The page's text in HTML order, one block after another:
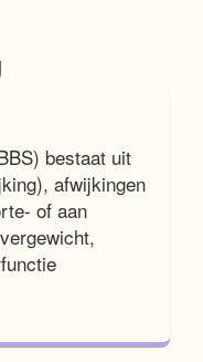
bestaat uit
afwijkingen
of aan